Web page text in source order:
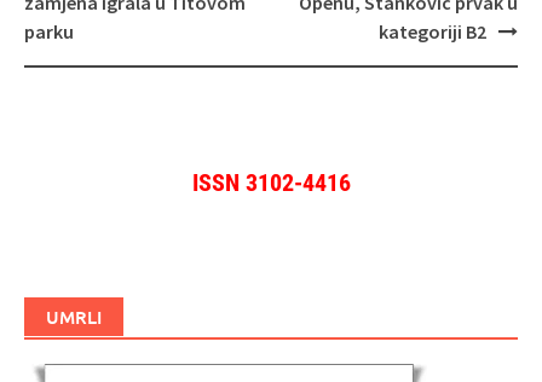
parku
kategoriji B2
ISSN 3102-4416
UMRLI